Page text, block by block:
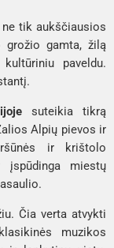
tik aukščiausios
grožio gamta, žilą
paveldu.
suteikia tikrą
Alpių pievos ir
ir krištolo
įspūdinga miestų
Čia verta atvykti
muzikos